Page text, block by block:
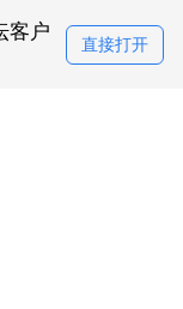
客户
直接打开